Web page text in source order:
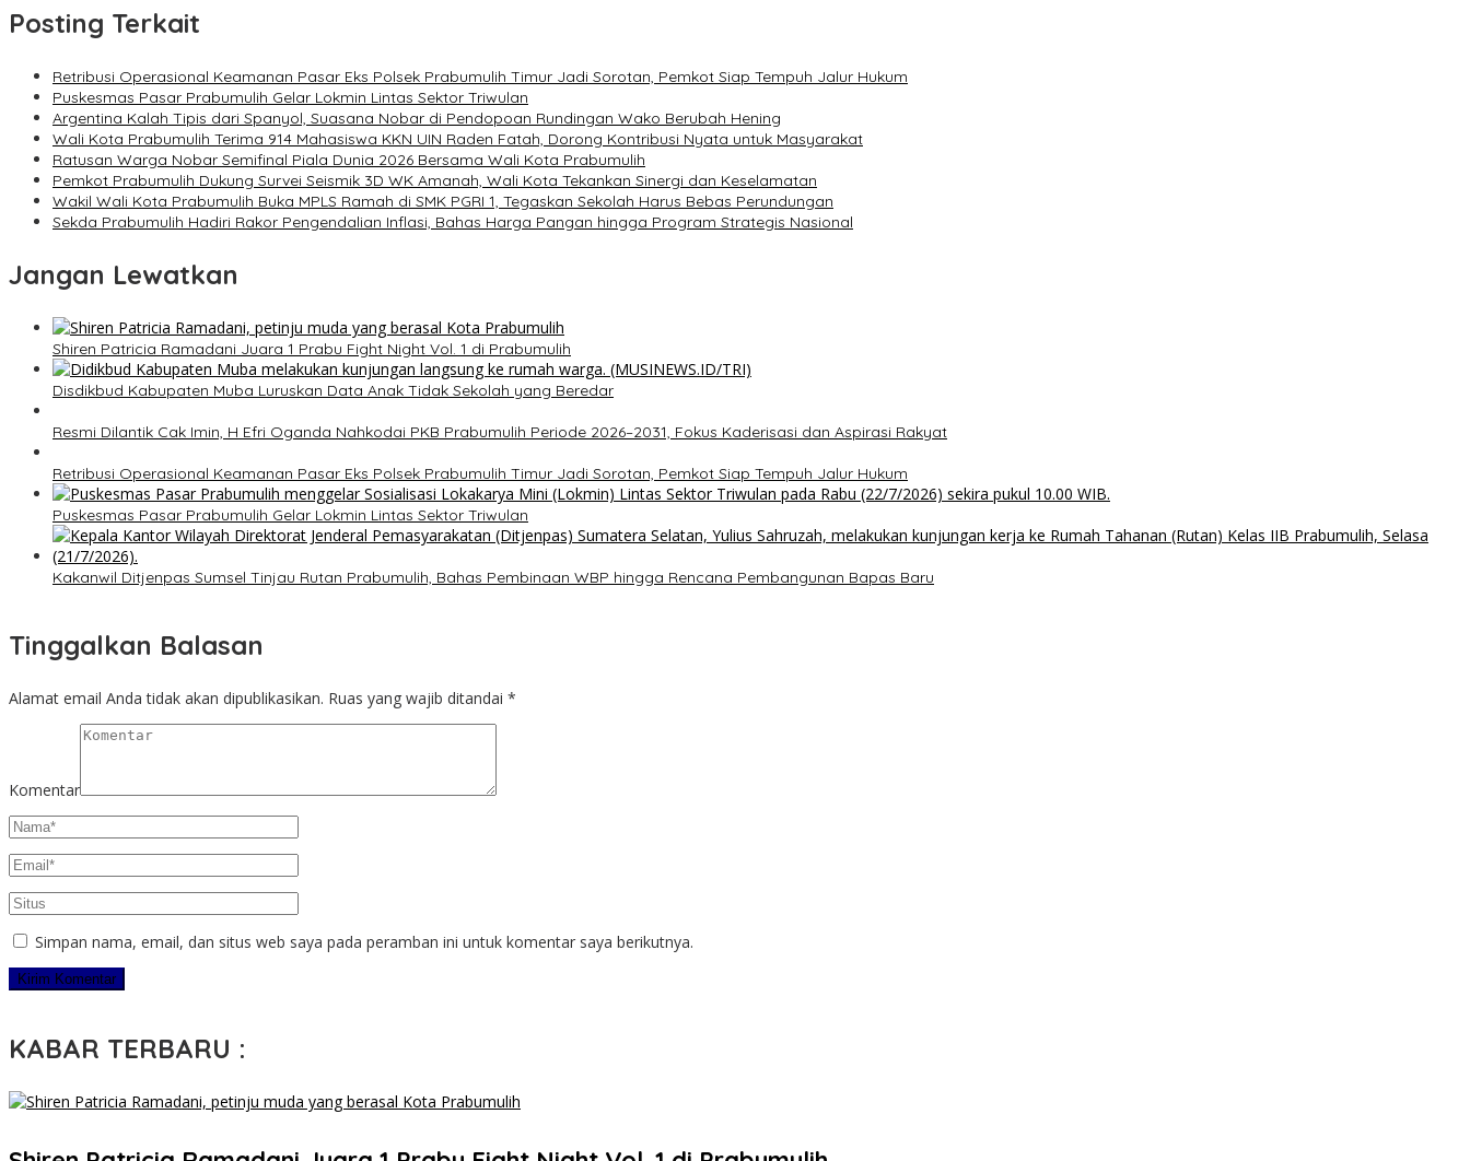
Posting Terkait
Retribusi Operasional Keamanan Pasar Eks Polsek Prabumulih Timur Jadi Sorotan, Pemkot Siap Tempuh Jalur Hukum
Puskesmas Pasar Prabumulih Gelar Lokmin Lintas Sektor Triwulan
Argentina Kalah Tipis dari Spanyol, Suasana Nobar di Pendopoan Rundingan Wako Berubah Hening
Wali Kota Prabumulih Terima 914 Mahasiswa KKN UIN Raden Fatah, Dorong Kontribusi Nyata untuk Masyarakat
Ratusan Warga Nobar Semifinal Piala Dunia 2026 Bersama Wali Kota Prabumulih
Pemkot Prabumulih Dukung Survei Seismik 3D WK Amanah, Wali Kota Tekankan Sinergi dan Keselamatan
Wakil Wali Kota Prabumulih Buka MPLS Ramah di SMK PGRI 1, Tegaskan Sekolah Harus Bebas Perundungan
Sekda Prabumulih Hadiri Rakor Pengendalian Inflasi, Bahas Harga Pangan hingga Program Strategis Nasional
Jangan Lewatkan
Shiren Patricia Ramadani Juara 1 Prabu Fight Night Vol. 1 di Prabumulih
Disdikbud Kabupaten Muba Luruskan Data Anak Tidak Sekolah yang Beredar
Resmi Dilantik Cak Imin, H Efri Oganda Nahkodai PKB Prabumulih Periode 2026–2031, Fokus Kaderisasi dan Aspirasi Rakyat
Retribusi Operasional Keamanan Pasar Eks Polsek Prabumulih Timur Jadi Sorotan, Pemkot Siap Tempuh Jalur Hukum
Puskesmas Pasar Prabumulih Gelar Lokmin Lintas Sektor Triwulan
Kakanwil Ditjenpas Sumsel Tinjau Rutan Prabumulih, Bahas Pembinaan WBP hingga Rencana Pembangunan Bapas Baru
Tinggalkan Balasan
Alamat email Anda tidak akan dipublikasikan. Ruas yang wajib ditandai *
Komentar
Simpan nama, email, dan situs web saya pada peramban ini untuk komentar saya berikutnya.
KABAR TERBARU :